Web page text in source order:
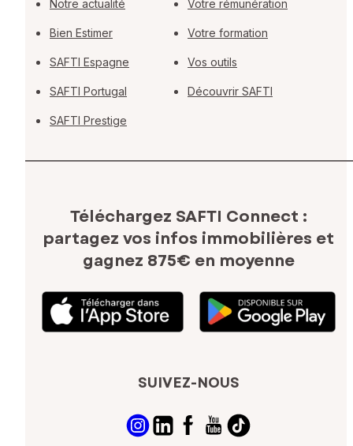
Notre actualité
Bien Estimer
SAFTI Espagne
SAFTI Portugal
SAFTI Prestige
Votre rémunération
Votre formation
Vos outils
Découvrir SAFTI
Téléchargez SAFTI Connect :
partagez vos infos immobilières et
gagnez 875€ en moyenne
SUIVEZ-NOUS